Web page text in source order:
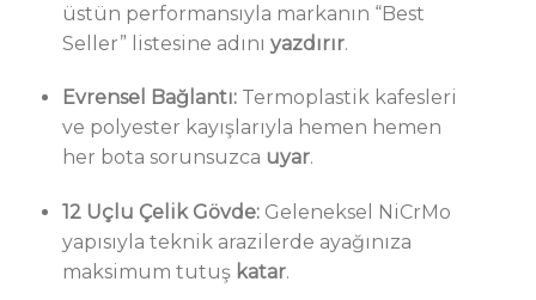
üstün performansıyla markanın “Best
Seller” listesine adını yazdırır.
Evrensel Bağlantı:Termoplastik kafesleri
ve polyester kayışlarıyla hemen hemen
her bota sorunsuzca uyar.
12 Uçlu Çelik Gövde:Geleneksel NiCrMo
yapısıyla teknik arazilerde ayağınıza
maksimum tutuş katar.